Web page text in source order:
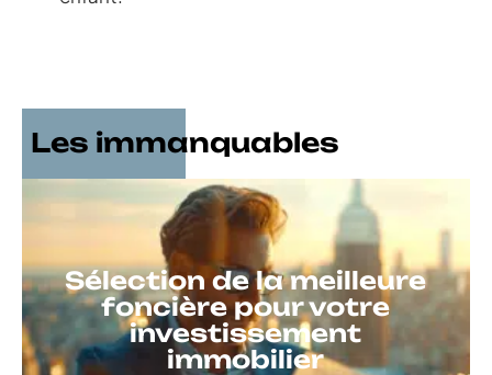
Les immanquables
Sélection de la meilleure
foncière pour votre
investissement
immobilier